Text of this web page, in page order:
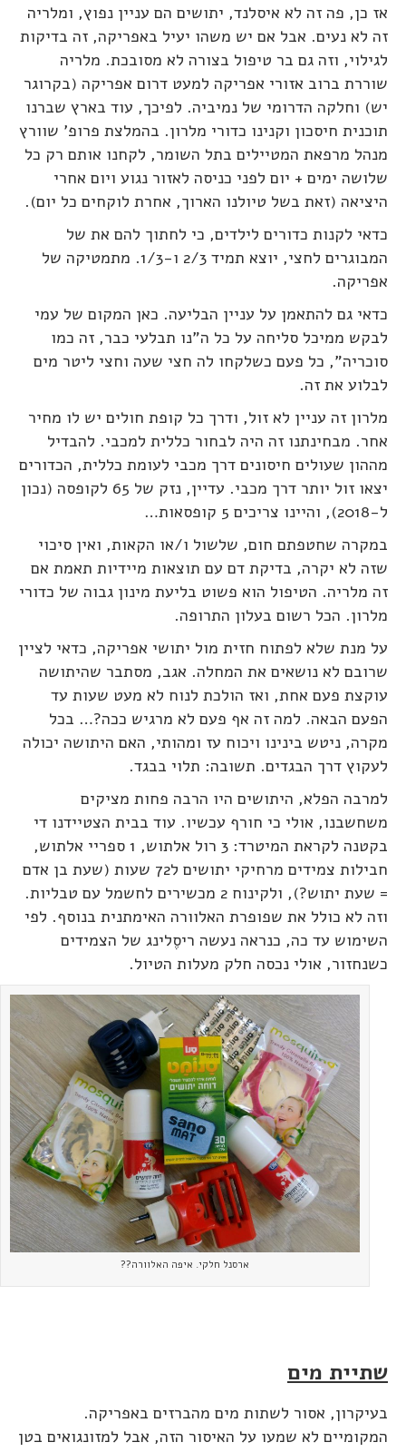
אז כן, פה זה לא איסלנד, יתושים הם עניין נפוץ, ומלריה
זה לא נעים. אבל אם יש משהו יעיל באפריקה, זה בדיקות
לגילוי, וזה גם בר טיפול בצורה לא מסובכת. מלריה
שוררת ברוב אזורי אפריקה למעט דרום אפריקה (בקרוגר
יש) וחלקה הדרומי של נמיביה. לפיכך, עוד בארץ שברנו
תוכנית חיסכון וקנינו כדורי מלרון. בהמלצת פרופ' שוורץ
מנהל מרפאת המטיילים בתל השומר, לקחנו אותם רק כל
שלושה ימים + יום לפני כניסה לאזור נגוע ויום אחרי
היציאה (זאת בשל טיולנו הארוך, אחרת לוקחים כל יום).
כדאי לקנות כדורים לילדים, כי לחתוך להם את של
המבוגרים לחצי, יוצא תמיד 2/3 ו-1/3. מתמטיקה של
אפריקה.
כדאי גם להתאמן על עניין הבליעה. כאן המקום של עמי
לבקש ממיכל סליחה על כל ה"נו תבלעי כבר, זה כמו
סוכריה", כל פעם כשלקחו לה חצי שעה וחצי ליטר מים
לבלוע את זה.
מלרון זה עניין לא זול, ודרך כל קופת חולים יש לו מחיר
אחר. מבחינתנו זה היה לבחור כללית למכבי. להבדיל
מההון שעולים חיסונים דרך מכבי לעומת כללית, הכדורים
יצאו זול יותר דרך מכבי. עדיין, נזק של 65 לקופסה (נכון
ל-2018), והיינו צריכים 5 קופסאות…
במקרה שחטפתם חום, שלשול ו/או הקאות, ואין סיכוי
שזה לא יקרה, בדיקת דם עם תוצאות מיידיות תאמת אם
זה מלריה. הטיפול הוא פשוט בליעת מינון גבוה של כדורי
מלרון. הכל רשום בעלון התרופה.
על מנת שלא לפתוח חזית מול יתושי אפריקה, כדאי לציין
שרובם לא נושאים את המחלה. אגב, מסתבר שהיתושה
עוקצת פעם אחת, ואז הולכת לנוח לא מעט שעות עד
הפעם הבאה. למה זה אף פעם לא מרגיש ככה?… בכל
מקרה, ניטש בינינו ויכוח עז ומהותי, האם היתושה יכולה
לעקוץ דרך הבגדים. תשובה: תלוי בבגד.
למרבה הפלא, היתושים היו הרבה פחות מציקים
משחשבנו, אולי כי חורף עכשיו. עוד בבית הצטיידנו די
בקטנה לקראת המיטרד: 3 רול אלתוש, 1 ספריי אלתוש,
חבילות צמידים מרחיקי יתושים ל72 שעות (שעת בן אדם
= שעת יתוש?), ולקינוח 2 מכשירים לחשמל עם טבליות.
וזה לא כולל את שפופרת האלוורה האימתנית בנוסף. לפי
השימוש עד כה, כנראה נעשה ריסֶלינג של הצמידים
כשנחזור, אולי נכסה חלק מעלות הטיול.
ארסנל חלקי. איפה האלוורה??
שתיית מים
בעיקרון, אסור לשתות מים מהברזים באפריקה.
המקומיים לא שמעו על האיסור הזה, אבל למזונגואים בטן